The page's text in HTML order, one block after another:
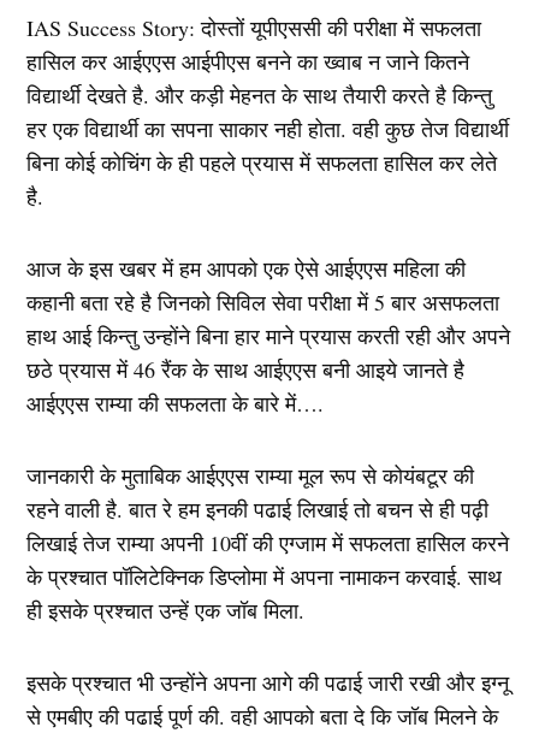
IAS Success Story: दोस्तों यूपीएससी की परीक्षा में सफलता
हासिल कर आईएएस आईपीएस बनने का ख्वाब न जाने कितने
विद्यार्थी देखते है. और कड़ी मेहनत के साथ तैयारी करते है किन्तु
हर एक विद्यार्थी का सपना साकार नही होता. वही कुछ तेज विद्यार्थी
बिना कोई कोचिंग के ही पहले प्रयास में सफलता हासिल कर लेते
है.
आज के इस खबर में हम आपको एक ऐसे आईएएस महिला की
कहानी बता रहे है जिनको सिविल सेवा परीक्षा में 5 बार असफलता
हाथ आई किन्तु उन्होंने बिना हार माने प्रयास करती रही और अपने
छठे प्रयास में 46 रैंक के साथ आईएएस बनी आइये जानते है
आईएएस राम्या की सफलता के बारे में….
जानकारी के मुताबिक आईएएस राम्या मूल रूप से कोयंबटूर की
रहने वाली है. बात रे हम इनकी पढाई लिखाई तो बचन से ही पढ़ी
लिखाई तेज राम्या अपनी 10वीं की एग्जाम में सफलता हासिल करने
के प्रश्चात पॉलिटेक्निक डिप्लोमा में अपना नामाकन करवाई. साथ
ही इसके प्रश्चात उन्हें एक जॉब मिला.
इसके प्रश्चात भी उन्होंने अपना आगे की पढाई जारी रखी और इग्नू
से एमबीए की पढाई पूर्ण की. वही आपको बता दे कि जॉब मिलने के